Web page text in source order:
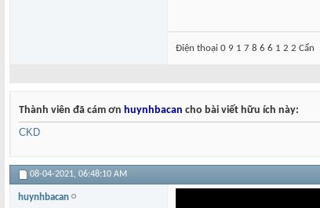
Điện thoại 0 9 1 7 8 6 6 1 2 2 Cẩn
Thành viên đã cám ơn huynhbacan cho bài viết hữu ích này:
CKD
08-04-2021, 06:48:10 AM
huynhbacan